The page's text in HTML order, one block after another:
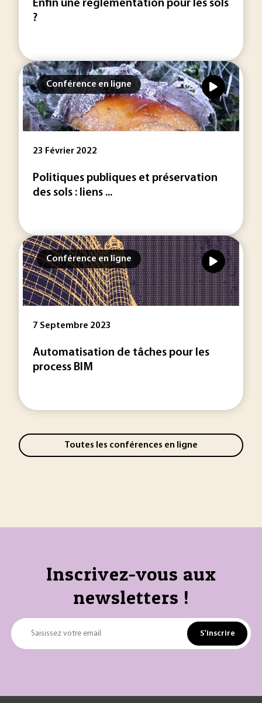
Enfin une réglementation pour les sols
?
Conférence en ligne
23 Février 2022
Politiques publiques et préservation
des sols : liens ...
Conférence en ligne
7 Septembre 2023
Automatisation de tâches pour les
process BIM
Toutes les conférences en ligne
Inscrivez-vous aux
newsletters !
Saisissez votre email S'inscrire